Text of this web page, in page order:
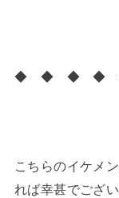
◆ ◆ ◆ ◆
こちらのイケメ
れば幸甚でござい